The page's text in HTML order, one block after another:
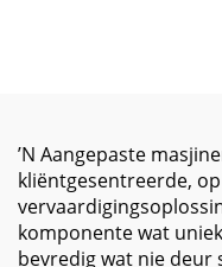
ʼN Aangepaste
kliëntgesentreerde,
komponente wat
bevredig wat nie deur